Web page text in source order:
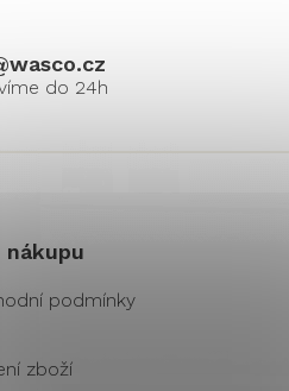
wasco.cz
nákupu
podmínky
zboží